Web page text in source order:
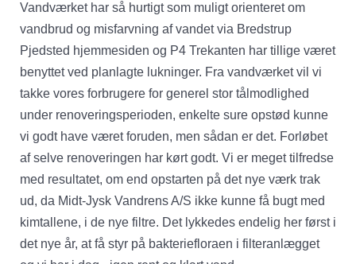
Vandværket har så hurtigt som muligt orienteret om
vandbrud og misfarvning af vandet via Bredstrup
Pjedsted hjemmesiden og P4 Trekanten har tillige været
benyttet ved planlagte lukninger. Fra vandværket vil vi
takke vores forbrugere for generel stor tålmodlighed
under renoveringsperioden, enkelte sure opstød kunne
vi godt have været foruden, men sådan er det. Forløbet
af selve renoveringen har kørt godt. Vi er meget tilfredse
med resultatet, om end opstarten på det nye værk trak
ud, da Midt-Jysk Vandrens A/S ikke kunne få bugt med
kimtallene, i de nye filtre. Det lykkedes endelig her først i
det nye år, at få styr på bakteriefloraen i filteranlægget